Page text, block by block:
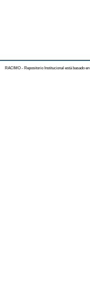
RACIMO - Repositorio Institucional está basado en